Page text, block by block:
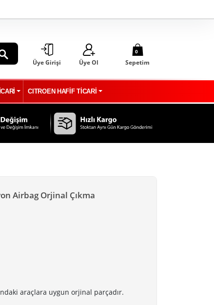
Üye Girişi Üye Ol
0
Sepetim
CITROEN HAFİF TİCARİ
Airbag Orjinal Çıkma
araçlara uygun orjinal parçadır.